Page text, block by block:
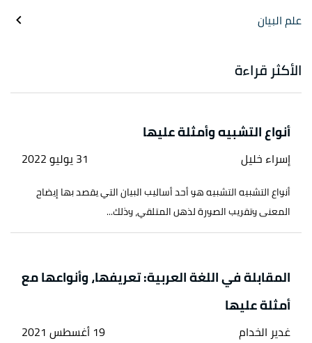
علم البيان
الأكثر قراءة
أنواع التشبيه وأمثلة عليها
إسراء خليل 31 يوليو 2022
أنواع التشبيه التشبيه هو أحد أساليب البيان التي يقصد بها إيضاح
المعنى وتقريب الصورة لذهن المتلقي، وذلك...
المقابلة في اللغة العربية: تعريفها، وأنواعها مع
أمثلة عليها
غدير الخدام 19 أغسطس 2021